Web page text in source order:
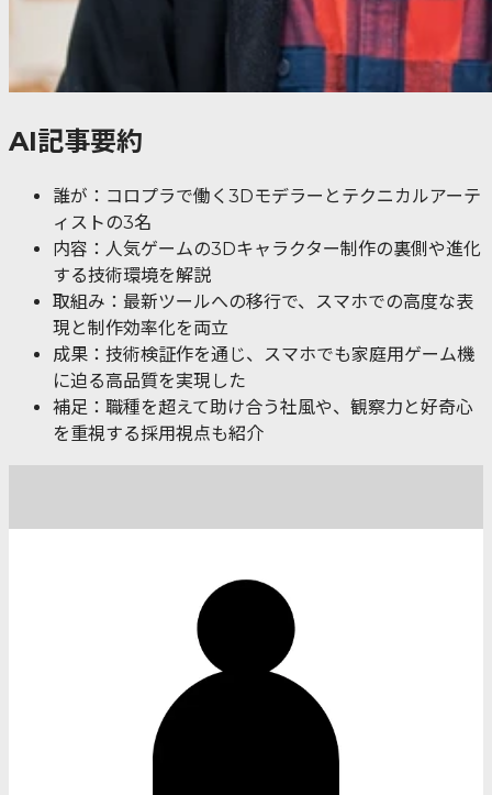
AI記事要約
誰が：コロプラで働く3Dモデラーとテクニカルアーテ
ィストの3名
内容：人気ゲームの3Dキャラクター制作の裏側や進化
する技術環境を解説
取組み：最新ツールへの移行で、スマホでの高度な表
現と制作効率化を両立
成果：技術検証作を通じ、スマホでも家庭用ゲーム機
に迫る高品質を実現した
補足：職種を超えて助け合う社風や、観察力と好奇心
を重視する採用視点も紹介